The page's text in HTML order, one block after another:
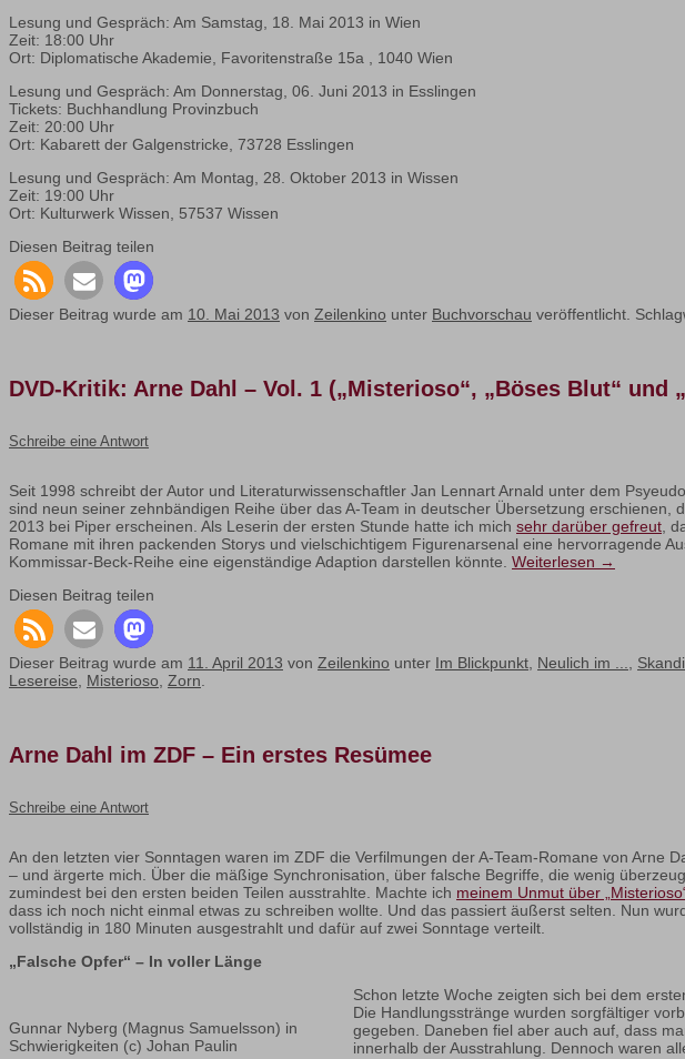
Lesung und Gespräch: Am Samstag, 18. Mai 2013 in Wien
Zeit: 18:00 Uhr
Ort: Diplomatische Akademie, Favoritenstraße 15a , 1040 Wien
Lesung und Gespräch: Am Donnerstag, 06. Juni 2013 in Esslingen
Tickets: Buchhandlung Provinzbuch
Zeit: 20:00 Uhr
Ort: Kabarett der Galgenstricke, 73728 Esslingen
Lesung und Gespräch: Am Montag, 28. Oktober 2013 in Wissen
Zeit: 19:00 Uhr
Ort: Kulturwerk Wissen, 57537 Wissen
Diesen Beitrag teilen
Dieser Beitrag wurde am 10. Mai 2013 von Zeilenkino unter Buchvorschau veröffentlicht.
DVD-Kritik: Arne Dahl – Vol. 1 („Misterioso“, „Böses Blut“ und
Schreibe eine Antwort
Seit 1998 schreibt der Autor und Literaturwissenschaftler Jan Lennart Arnald unter dem
sind neun seiner zehnbändigen Reihe über das A-Team in deutscher Übersetzung erschienen,
2013 bei Piper erscheinen. Als Leserin der ersten Stunde hatte ich mich sehr darüber gefreut,
Romane mit ihren packenden Storys und vielschichtigem Figurenarsenal eine hervorragende
Kommissar-Beck-Reihe eine eigenständige Adaption darstellen könnte. Weiterlesen →
Diesen Beitrag teilen
Dieser Beitrag wurde am 11. April 2013 von Zeilenkino unter Im Blickpunkt, Neulich im ...,
Lesereise, Misterioso, Zorn.
Arne Dahl im ZDF – Ein erstes Resümee
Schreibe eine Antwort
An den letzten vier Sonntagen waren im ZDF die Verfilmungen der A-Team-Romane von Arne
– und ärgerte mich. Über die mäßige Synchronisation, über falsche Begriffe, die wenig
zumindest bei den ersten beiden Teilen ausstrahlte. Machte ich meinem Unmut über
dass ich noch nicht einmal etwas zu schreiben wollte. Und das passiert äußerst selten. Nun
vollständig in 180 Minuten ausgestrahlt und dafür auf zwei Sonntage verteilt.
„Falsche Opfer“ – In voller Länge
Gunnar Nyberg (Magnus Samuelsson) in
Schwierigkeiten (c) Johan Paulin
Schon letzte Woche zeigten sich bei dem
Die Handlungsstränge wurden sorgfältiger
gegeben. Daneben fiel aber auch auf, dass
innerhalb der Ausstrahlung. Dennoch waren